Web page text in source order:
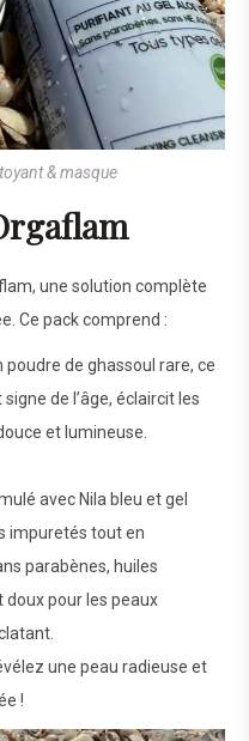
& masque
une solution complète
Ce pack comprend :
poudre de ghassoul rare, ce
de l’âge, éclaircit les
et lumineuse.
avec Nila bleu et gel
impuretés tout en
parabènes, huiles
doux pour les peaux
une peau radieuse et
!